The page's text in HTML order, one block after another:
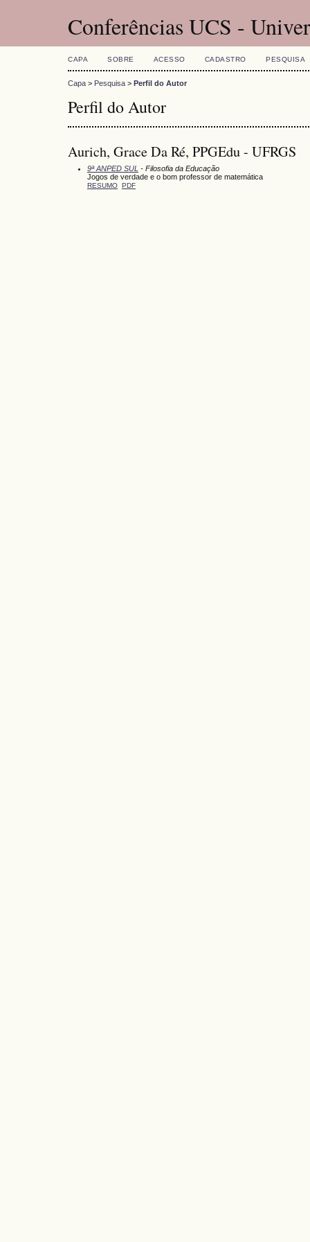
Conferências UCS -
CAPA SOBRE ACESSO CADASTRO PESQUISA
Capa > Pesquisa > Perfil do Autor
Perfil do Autor
Aurich, Grace Da Ré, PPGEdu - UFRGS
9ª ANPED SUL - Filosofia da Educação
Jogos de verdade e o bom professor de matemática
RESUMO PDF